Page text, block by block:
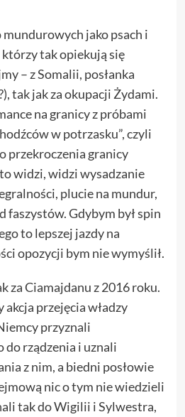
jako psach i
tak opiekują się
– z Somalii, posłanka
tak jak za okupacji Żydami.
na granicy z próbami
w potrzasku”, czyli
przekroczenia granicy
widzi, widzi wysadzanie
plucie na mundur,
faszystów. Gdybym był spin
to lepszej jazdy na
opozycji bym nie wymyślił.
za Ciamajdanu z 2016 roku.
przejęcia władzy
przyznali
do rządzenia i uznali
z nim, a biedni posłowie
nic o tym nie wiedzieli
tak do Wigilii i Sylwestra,